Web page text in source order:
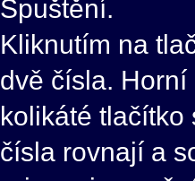
Spuštění.
Kliknutím na
dvě čísla.
kolikáté
čísla rovnají a